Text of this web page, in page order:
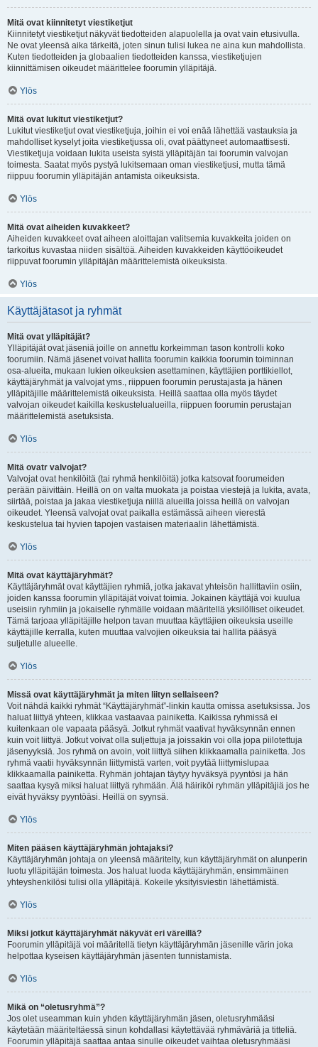
Mitä ovat kiinnitetyt viestiketjut
Kiinnitetyt viestiketjut näkyvät tiedotteiden alapuolella ja ovat vain etusivulla.
Ne ovat yleensä aika tärkeitä, joten sinun tulisi lukea ne aina kun mahdollista.
Kuten tiedotteiden ja globaalien tiedotteiden kanssa, viestiketjujen
kiinnittämisen oikeudet määrittelee foorumin ylläpitäjä.
Ylös
Mitä ovat lukitut viestiketjut?
Lukitut viestiketjut ovat viestiketjuja, joihin ei voi enää lähettää vastauksia ja
mahdolliset kyselyt joita viestiketjussa oli, ovat päättyneet automaattisesti.
Viestiketjuja voidaan lukita useista syistä ylläpitäjän tai foorumin valvojan
toimesta. Saatat myös pystyä lukitsemaan oman viestiketjusi, mutta tämä
riippuu foorumin ylläpitäjän antamista oikeuksista.
Ylös
Mitä ovat aiheiden kuvakkeet?
Aiheiden kuvakkeet ovat aiheen aloittajan valitsemia kuvakkeita joiden on
tarkoitus kuvastaa niiden sisältöä. Aiheiden kuvakkeiden käyttöoikeudet
riippuvat foorumin ylläpitäjän määrittelemistä oikeuksista.
Ylös
Käyttäjätasot ja ryhmät
Mitä ovat ylläpitäjät?
Ylläpitäjät ovat jäseniä joille on annettu korkeimman tason kontrolli koko
foorumiin. Nämä jäsenet voivat hallita foorumin kaikkia foorumin toiminnan
osa-alueita, mukaan lukien oikeuksien asettaminen, käyttäjien porttikiellot,
käyttäjäryhmät ja valvojat yms., riippuen foorumin perustajasta ja hänen
ylläpitäjille määrittelemistä oikeuksista. Heillä saattaa olla myös täydet
valvojan oikeudet kaikilla keskustelualueilla, riippuen foorumin perustajan
määrittelemistä asetuksista.
Ylös
Mitä ovatr valvojat?
Valvojat ovat henkilöitä (tai ryhmä henkilöitä) jotka katsovat foorumeiden
perään päivittäin. Heillä on on valta muokata ja poistaa viestejä ja lukita, avata,
siirtää, poistaa ja jakaa viestiketjuja niillä alueilla joissa heillä on valvojan
oikeudet. Yleensä valvojat ovat paikalla estämässä aiheen vierestä
keskustelua tai hyvien tapojen vastaisen materiaalin lähettämistä.
Ylös
Mitä ovat käyttäjäryhmät?
Käyttäjäryhmät ovat käyttäjien ryhmiä, jotka jakavat yhteisön hallittaviin osiin,
joiden kanssa foorumin ylläpitäjät voivat toimia. Jokainen käyttäjä voi kuulua
useisiin ryhmiin ja jokaiselle ryhmälle voidaan määritellä yksilölliset oikeudet.
Tämä tarjoaa ylläpitäjille helpon tavan muuttaa käyttäjien oikeuksia useille
käyttäjille kerralla, kuten muuttaa valvojien oikeuksia tai hallita pääsyä
suljetulle alueelle.
Ylös
Missä ovat käyttäjäryhmät ja miten liityn sellaiseen?
Voit nähdä kaikki ryhmät “Käyttäjäryhmät”-linkin kautta omissa asetuksissa. Jos
haluat liittyä yhteen, klikkaa vastaavaa painiketta. Kaikissa ryhmissä ei
kuitenkaan ole vapaata pääsyä. Jotkut ryhmät vaativat hyväksynnän ennen
kuin voit liittyä. Jotkut voivat olla suljettuja ja joissakin voi olla jopa piilotettuja
jäsenyyksiä. Jos ryhmä on avoin, voit liittyä siihen klikkaamalla painiketta. Jos
ryhmä vaatii hyväksynnän liittymistä varten, voit pyytää liittymislupaa
klikkaamalla painiketta. Ryhmän johtajan täytyy hyväksyä pyyntösi ja hän
saattaa kysyä miksi haluat liittyä ryhmään. Älä häiriköi ryhmän ylläpitäjiä jos he
eivät hyväksy pyyntöäsi. Heillä on syynsä.
Ylös
Miten pääsen käyttäjäryhmän johtajaksi?
Käyttäjäryhmän johtaja on yleensä määritelty, kun käyttäjäryhmät on alunperin
luotu ylläpitäjän toimesta. Jos haluat luoda käyttäjäryhmän, ensimmäinen
yhteyshenkilösi tulisi olla ylläpitäjä. Kokeile yksityisviestin lähettämistä.
Ylös
Miksi jotkut käyttäjäryhmät näkyvät eri väreillä?
Foorumin ylläpitäjä voi määritellä tietyn käyttäjäryhmän jäsenille värin joka
helpottaa kyseisen käyttäjäryhmän jäsenten tunnistamista.
Ylös
Mikä on “oletusryhmä”?
Jos olet useamman kuin yhden käyttäjäryhmän jäsen, oletusryhmääsi
käytetään määriteltäessä sinun kohdallasi käytettävää ryhmäväriä ja titteliä.
Foorumin ylläpitäjä saattaa antaa sinulle oikeudet vaihtaa oletusryhmääsi